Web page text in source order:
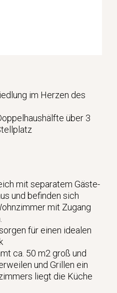
im Herzen des
über 3
mit separatem Gäste-
und befinden sich
mit Zugang
für einen idealen
ca. 50 m2 groß und
und Grillen ein
liegt die Küche